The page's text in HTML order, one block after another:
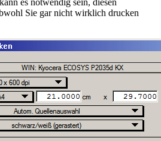
es notwendig sein, diesen
Sie gar nicht wirklich drucken